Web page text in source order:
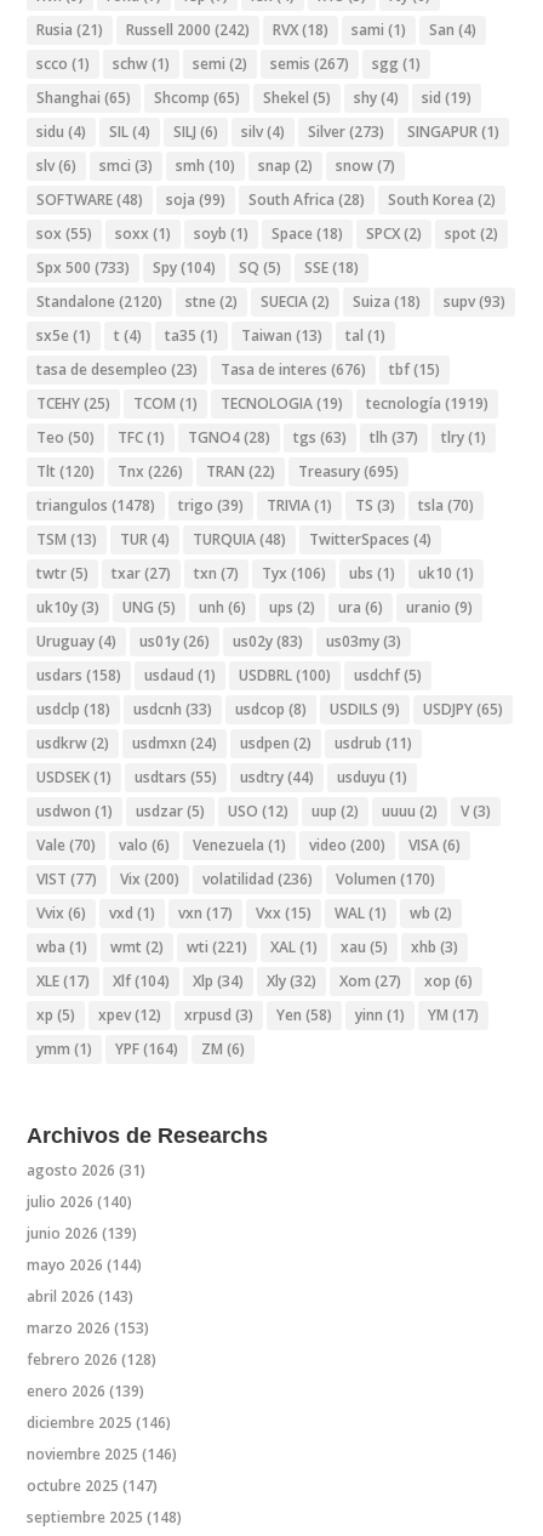
Rusia (21) Russell 2000 (242) RVX(18) sami (1) San (4)
scco (1) schw(1) semi (2) semis (267) sgg (1)
Shanghai (65) Shcomp (65) Shekel (5) shy(4) sid (19)
sidu (4) SIL(4) SILJ (6) silv(4) Silver(273) SINGAPUR(1)
slv(6) smci (3) smh (10) snap (2) snow(7)
SOFTWARE(48) soja (99) South Africa (28) South Korea (2)
sox (55) soxx (1) soyb (1) Space (18) SPCX(2) spot (2)
Spx 500 (733) Spy(104) SQ (5) SSE(18)
Standalone (2120) stne (2) SUECIA(2) Suiza (18) supv(93)
sx5e (1) t (4) ta35 (1) Taiwan (13) tal (1)
tasa de desempleo (23) Tasa de interes (676) tbf(15)
TCEHY(25) TCOM (1) TECNOLOGIA(19) tecnología (1919)
Teo (50) TFC(1) TGNO4(28) tgs (63) tlh (37) tlry(1)
Tlt (120) Tnx (226) TRAN (22) Treasury(695)
triangulos (1478) trigo (39) TRIVIA(1) TS (3) tsla (70)
TSM (13) TUR(4) TURQUIA(48) TwitterSpaces (4)
twtr(5) txar(27) txn (7) Tyx (106) ubs (1) uk10 (1)
uk10y(3) UNG (5) unh (6) ups (2) ura (6) uranio (9)
Uruguay(4) us01y(26) us02y(83) us03my(3)
usdars (158) usdaud (1) USDBRL(100) usdchf(5)
usdclp (18) usdcnh (33) usdcop (8) USDILS (9) USDJPY(65)
usdkrw(2) usdmxn (24) usdpen (2) usdrub (11)
USDSEK(1) usdtars (55) usdtry(44) usduyu (1)
usdwon (1) usdzar(5) USO (12) uup (2) uuuu (2) V(3)
Vale (70) valo (6) Venezuela (1) video (200) VISA(6)
VIST (77) Vix (200) volatilidad (236) Volumen (170)
Vvix (6) vxd (1) vxn (17) Vxx (15) WAL(1) wb (2)
wba (1) wmt (2) wti (221) XAL(1) xau (5) xhb (3)
XLE(17) Xlf(104) Xlp (34) Xly(32) Xom (27) xop (6)
xp (5) xpev(12) xrpusd (3) Yen (58) yinn (1) YM (17)
ymm (1) YPF(164) ZM (6)
Archivos de Researchs
agosto 2026 (31)
julio 2026 (140)
junio 2026 (139)
mayo 2026 (144)
abril 2026 (143)
marzo 2026 (153)
febrero 2026 (128)
enero 2026 (139)
diciembre 2025 (146)
noviembre 2025 (146)
octubre 2025 (147)
septiembre 2025 (148)